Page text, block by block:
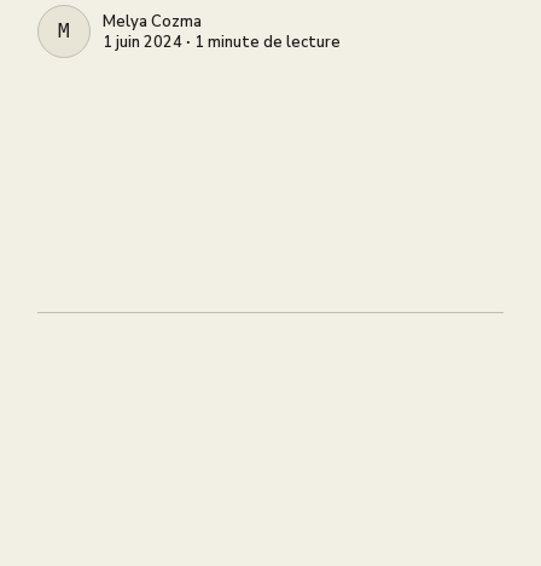
MELYA COZMA
Melya Cozma
1 juin 2024 ∙ 1 minute de lecture